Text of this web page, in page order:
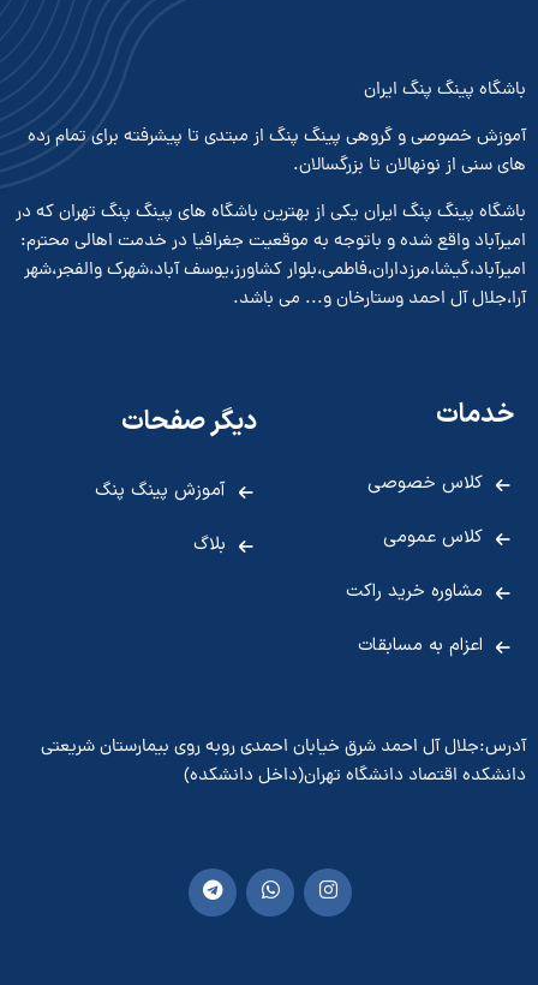
باشگاه پینگ پنگ ایران
آموزش خصوصی و گروهی پینگ پنگ از مبتدی تا پیشرفته برای تمام رده
های سنی از نونهالان تا بزرگسالان.
باشگاه پینگ پنگ ایران یکی از بهترین باشگاه های پینگ پنگ تهران که در
امیرآباد واقع شده و باتوجه به موقعیت جغرافیا در خدمت اهالی محترم:
امیرآباد،گیشا،مرزداران،فاطمی،بلوار کشاورز،یوسف آباد،شهرک والفجر،شهر
آرا،جلال آل احمد وستارخان و... می باشد.
خدمات
کلاس خصوصی
کلاس عمومی
مشاوره خرید راکت
اعزام به مسابقات
دیگر صفحات
آموزش پینگ پنگ
بلاگ
آدرس:جلال آل احمد شرق خیابان احمدی روبه روی بیمارستان شریعتی
دانشکده اقتصاد دانشگاه تهران(داخل دانشکده)